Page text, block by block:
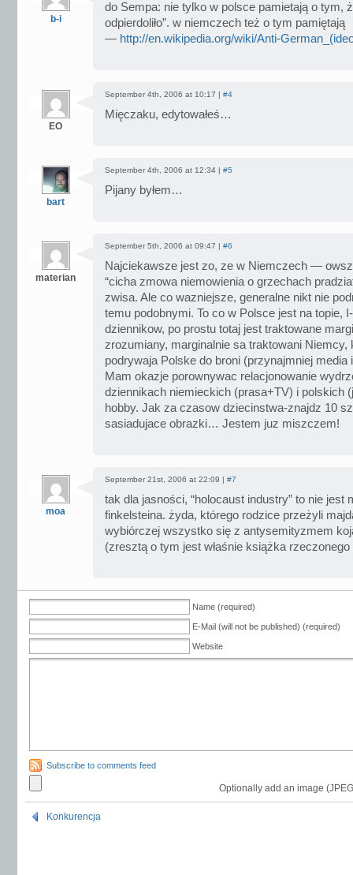
b-i
do Sempa: nie tylko w polsce pamietają o tym,
odpierdoliło”. w niemczech też o tym pamiętają
— http://en.wikipedia.org/wiki/Anti-
EO
September 4th, 2006 at 10:17 | #4
Mięczaku, edytowałeś…
bart
September 4th, 2006 at 12:34 | #5
Pijany byłem…
materian
September 5th, 2006 at 09:47 | #6
Najciekawsze jest zo, ze w Niemczech —
“cicha zmowa niemowienia o grzechach
zwisa. Ale co wazniejsze, generalne nikt nie
temu podobnymi. To co w Polsce jest na topie,
dziennikow, po prostu totaj jest traktowane
zrozumiany, marginalnie sa traktowani
podrywaja Polske do broni (przynajmniej media
Mam okazje porownywac relacjonowanie
dziennikach niemieckich (prasa+TV) i polskich
hobby. Jak za czasow dziecinstwa-znajdz 10
sasiadujace obrazki… Jestem juz miszczem!
moa
September 21st, 2006 at 22:09 | #7
tak dla jasności, “holocaust industry” to nie jest
finkelsteina. żyda, którego rodzice przeżyli
wybiórczej wszystko się z antysemityzmem
(zresztą o tym jest właśnie książka rzeczonego
Name (required)
E-Mail (will not be published) (required)
Website
Subscribe to comments feed
Optionally add an image
Konkurencja